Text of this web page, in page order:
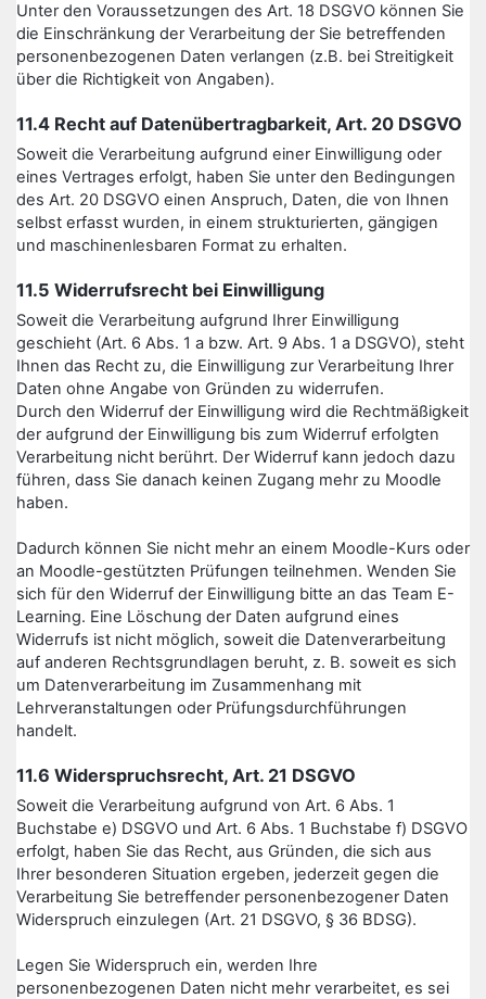
Unter den Voraussetzungen des Art. 18 DSGVO können Sie
die Einschränkung der Verarbeitung der Sie betreffenden
personenbezogenen Daten verlangen (z.B. bei Streitigkeit
über die Richtigkeit von Angaben).
11.4 Recht auf Datenübertragbarkeit, Art. 20 DSGVO
Soweit die Verarbeitung aufgrund einer Einwilligung oder
eines Vertrages erfolgt, haben Sie unter den Bedingungen
des Art. 20 DSGVO einen Anspruch, Daten, die von Ihnen
selbst erfasst wurden, in einem strukturierten, gängigen
und maschinenlesbaren Format zu erhalten.
11.5 Widerrufsrecht bei Einwilligung
Soweit die Verarbeitung aufgrund Ihrer Einwilligung
geschieht (Art. 6 Abs. 1 a bzw. Art. 9 Abs. 1 a DSGVO), steht
Ihnen das Recht zu, die Einwilligung zur Verarbeitung Ihrer
Daten ohne Angabe von Gründen zu widerrufen.
Durch den Widerruf der Einwilligung wird die Rechtmäßigkeit
der aufgrund der Einwilligung bis zum Widerruf erfolgten
Verarbeitung nicht berührt. Der Widerruf kann jedoch dazu
führen, dass Sie danach keinen Zugang mehr zu Moodle
haben.
Dadurch können Sie nicht mehr an einem Moodle-Kurs oder
an Moodle-gestützten Prüfungen teilnehmen. Wenden Sie
sich für den Widerruf der Einwilligung bitte an das Team E-
Learning. Eine Löschung der Daten aufgrund eines
Widerrufs ist nicht möglich, soweit die Datenverarbeitung
auf anderen Rechtsgrundlagen beruht, z. B. soweit es sich
um Datenverarbeitung im Zusammenhang mit
Lehrveranstaltungen oder Prüfungsdurchführungen
handelt.
11.6 Widerspruchsrecht, Art. 21 DSGVO
Soweit die Verarbeitung aufgrund von Art. 6 Abs. 1
Buchstabe e) DSGVO und Art. 6 Abs. 1 Buchstabe f) DSGVO
erfolgt, haben Sie das Recht, aus Gründen, die sich aus
Ihrer besonderen Situation ergeben, jederzeit gegen die
Verarbeitung Sie betreffender personenbezogener Daten
Widerspruch einzulegen (Art. 21 DSGVO, § 36 BDSG).
Legen Sie Widerspruch ein, werden Ihre
personenbezogenen Daten nicht mehr verarbeitet, es sei